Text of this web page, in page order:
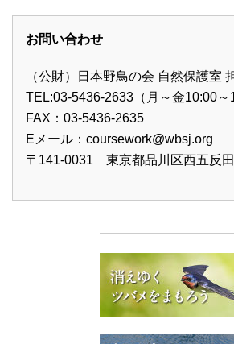
お問い合わせ
（公財）日本野鳥の会 自然保護室
TEL:03-5436-2633（月～金10:00～
FAX：03-5436-2635
Eメール： coursework@wbsj.org
〒141-0031 東京都品川区西五反